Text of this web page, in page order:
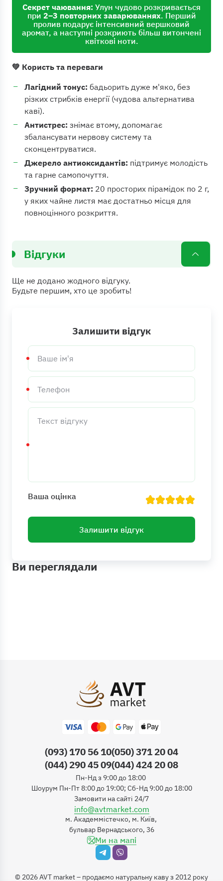
Секрет чаювання: Улун чудово розкривається
при 2–3 повторних заварюваннях. Перший
пролив подарує інтенсивний вершковий
аромат, а наступні розкриють більш витончені
квіткові ноти.
💚 Користь та переваги
Лагідний тонус: бадьорить дуже м'яко, без
різких стрибків енергії (чудова альтернатива
каві).
Антистрес: знімає втому, допомагає
збалансувати нервову систему та
сконцентруватися.
Джерело антиоксидантів: підтримує молодість
та гарне самопочуття.
Зручний формат: 20 просторих пірамідок по 2 г,
у яких чайне листя має достатньо місця для
повноцінного розкриття.
Відгуки
Ще не додано жодного відгуку.
Будьте першим, хто це зробить!
Залишити відгук
Ваше
ім'я
Телефон
Текст
відгуку
Ваша оцінка
Залишити відгук
Ви переглядали
(093) 170 56 10(050) 371 20 04
(044) 290 45 09(044) 424 20 08
Пн-Нд з 9:00 до 18:00
Шоурум Пн-Пт 8:00 до 19:00; Сб-Нд 9:00 до 18:00
Замовити на сайті 24/7
info@avtmarket.com
м. Академмістечко, м. Київ,
бульвар Вернадського, 36
Ми на мапі
© 2026AVT market – продаємо натуральну каву з 2012 року